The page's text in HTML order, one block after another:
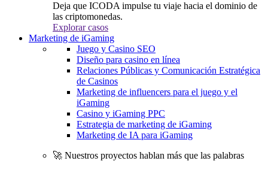
Deja que ICODA impulse tu viaje hacia el dominio de
las criptomonedas.
Explorar casos
Marketing de iGaming
Juego y Casino SEO
Diseño para casino en línea
Relaciones Públicas y Comunicación Estratégica
de Casinos
Marketing de influencers para el juego y el
iGaming
Casino y iGaming PPC
Estrategia de marketing de iGaming
Marketing de IA para iGaming
🚀 Nuestros proyectos hablan más que las palabras